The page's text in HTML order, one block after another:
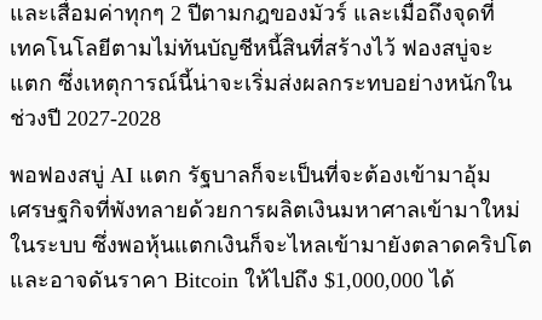
และเสื่อมค่าทุกๆ 2 ปีตามกฎของมัวร์ และเมื่อถึงจุดที่
เทคโนโลยีตามไม่ทันบัญชีหนี้สินที่สร้างไว้ ฟองสบู่จะ
แตก ซึ่งเหตุการณ์นี้น่าจะเริ่มส่งผลกระทบอย่างหนักใน
ช่วงปี 2027-2028
พอฟองสบู่ AI แตก รัฐบาลก็จะเป็นที่จะต้องเข้ามาอุ้ม
เศรษฐกิจที่พังทลายด้วยการผลิตเงินมหาศาลเข้ามาใหม่
ในระบบ ซึ่งพอหุ้นแตกเงินก็จะไหลเข้ามายังตลาดคริปโต
และอาจดันราคา Bitcoin ให้ไปถึง $1,000,000 ได้